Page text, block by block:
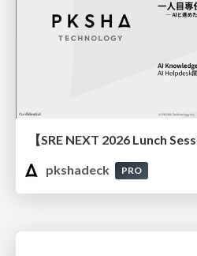
pkshadeck
PRO